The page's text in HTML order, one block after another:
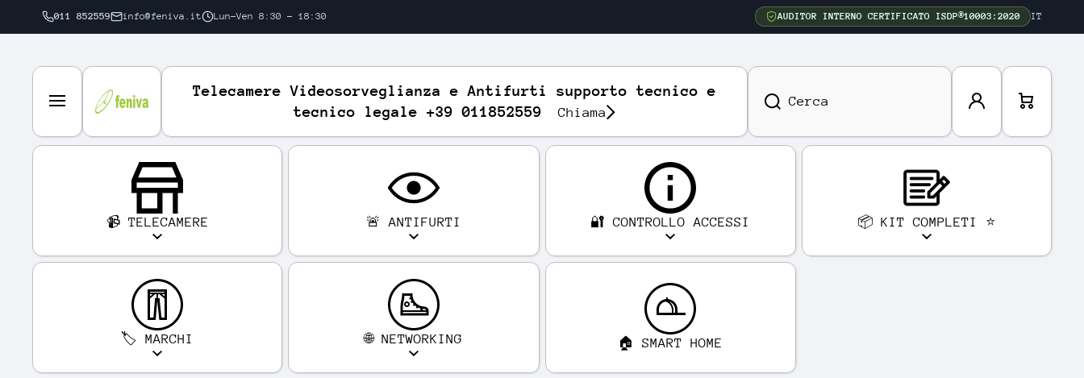
VAI DIRETTAMENTE AI CONTENUTI
011 852559 info@feniva.it Lun-Ven 8:30 - 18:30 AUDITOR INTERNO CERTIFICATO ISDP®10003:2020 IT
Telecamere Videosorveglianza e Antifurti supporto tecnico e
tecnico legale +39 011852559
Chiama
Cerca
Acced
Carre
llo
📹 TELECAMERE 🚨 ANTIFURTI 🔐 CONTROLLO ACCESSI 📦 KIT COMPLETI ⭐
🏷️ MARCHI 🌐 NETWORKING 🏠 SMART HOME